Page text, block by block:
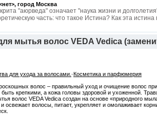
город Москва
"аюрведа" означает "наука жизни и
часть: что такое Истина? Как эта
мытья волос VEDA Vedica
для ухода за волосами. -Косметика и парфюмерия
волос – правильный уход и очищение волос
крепкими, а кожа головы здоровой и ухоженной.
волос VEDA Vedica создан на основе «природного
освежает волосы, питает, укрепляет и омолаживает